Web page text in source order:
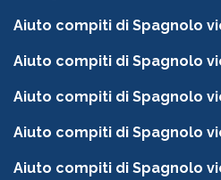
Aiuto compiti di Spagnolo
Aiuto compiti di Spagnolo
Aiuto compiti di Spagnolo
Aiuto compiti di Spagnolo
Aiuto compiti di Spagnolo